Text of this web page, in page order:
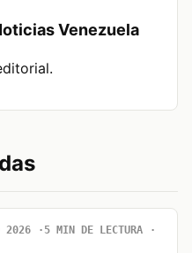
Venezuela
2026
5 MIN DE LECTURA